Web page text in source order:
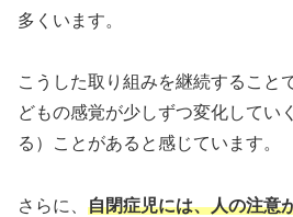
多くいます。
こうした取り組みを継続すること
どもの感覚が少しずつ変化してい
る）ことがあると感じています。
さらに、 自閉症児には、人の注意